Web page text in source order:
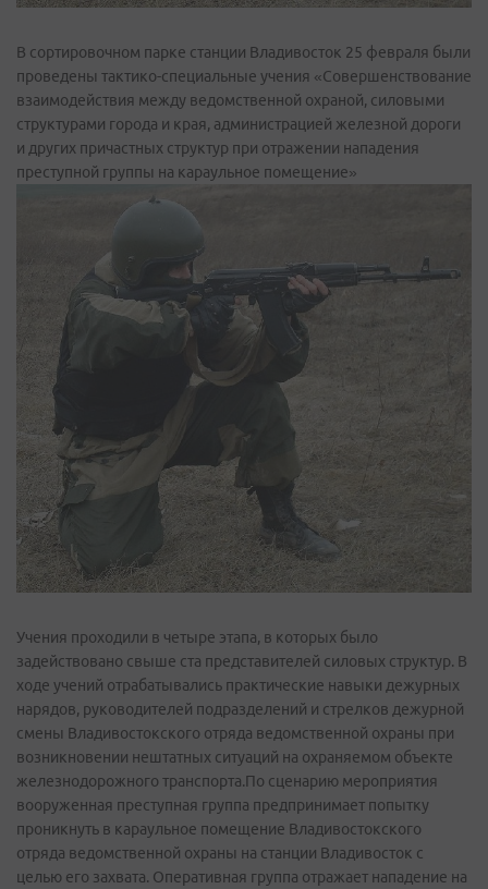
В сортировочном парке станции Владивосток 25 февраля были
проведены тактико-специальные учения «Совершенствование
взаимодействия между ведомственной охраной, силовыми
структурами города и края, администрацией железной дороги
и других причастных структур при отражении нападения
преступной группы на караульное помещение»
Учения проходили в четыре этапа, в которых было
задействовано свыше ста представителей силовых структур. В
ходе учений отрабатывались практические навыки дежурных
нарядов, руководителей подразделений и стрелков дежурной
смены Владивостокского отряда ведомственной охраны при
возникновении нештатных ситуаций на охраняемом объекте
железнодорожного транспорта.По сценарию мероприятия
вооруженная преступная группа предпринимает попытку
проникнуть в караульное помещение Владивостокского
отряда ведомственной охраны на станции Владивосток с
целью его захвата. Оперативная группа отражает нападение на